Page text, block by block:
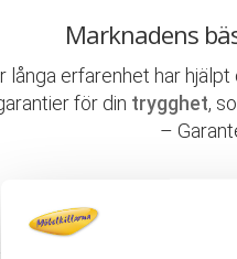
Marknadens
långa erfarenhet har
för din trygghet,
–
Proffs på
allt från enstaka föremål